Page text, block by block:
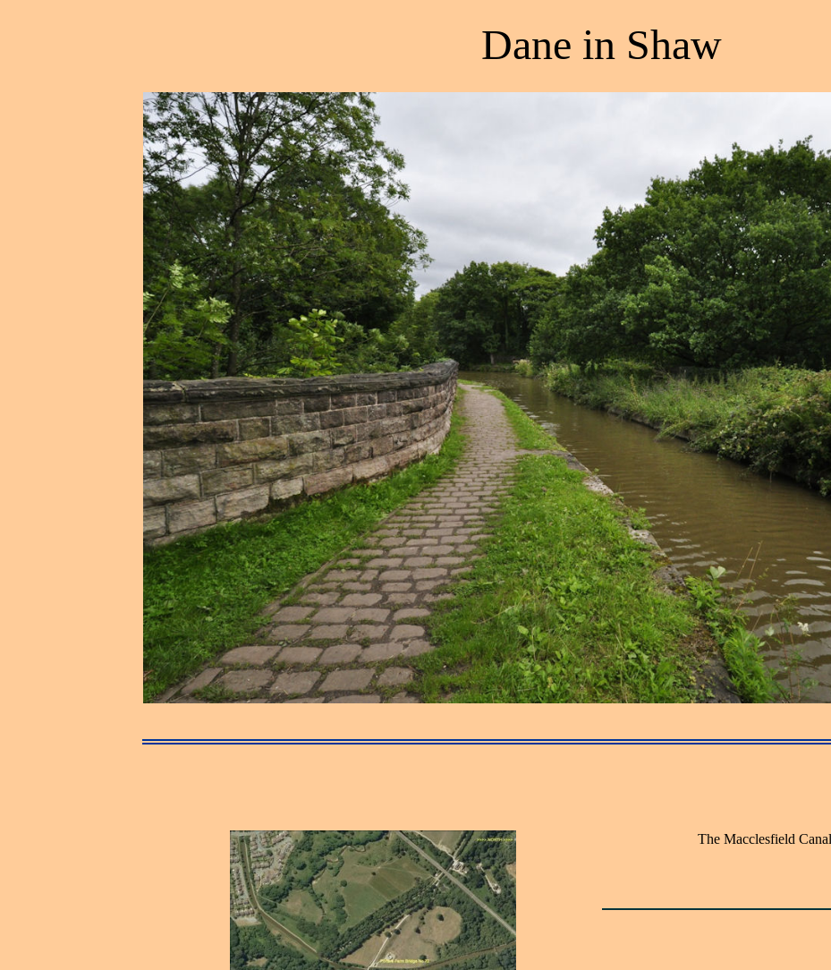
Dane in Shaw
The Macclesfield